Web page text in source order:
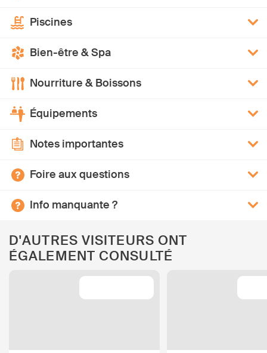
Piscines
Bien-être & Spa
Nourriture & Boissons
Équipements
Notes importantes
Foire aux questions
Info manquante ?
D'AUTRES VISITEURS ONT
ÉGALEMENT CONSULTÉ